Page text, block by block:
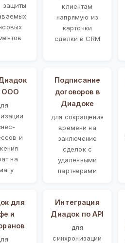
защиты
клиентам
напрямую из
карточки
сделки в CRM
ООО
и
на
Подписание
договоров в
Диадоке
для сокращения
времени на
заключение
сделок с
удаленными
партнерами
для
и
Интеграция
Диадок по API
для
синхронизации